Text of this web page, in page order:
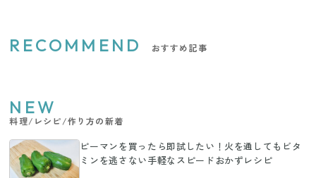
RECOMMEND おすすめ記事
NEW
料理/レシピ/作り方の新着
ピーマンを買ったら即試したい！火を通してもビタ
ミンを逃さない手軽なスピードおかずレシピ